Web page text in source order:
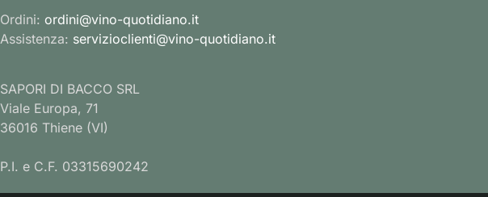
Ordini: ordini@vino-quotidiano.it
Assistenza: servizioclienti@vino-quotidiano.it
SAPORI DI BACCO SRL
Viale Europa, 71
36016 Thiene (VI)
P.I. e C.F. 03315690242